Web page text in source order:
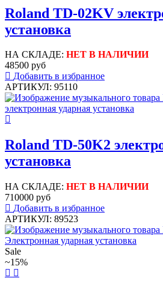
Roland TD-02KV
установка
НА СКЛАДЕ: НЕТ В НАЛИЧИИ
48500 руб
Добавить в избранное
АРТИКУЛ: 95110
Roland TD-50K2
установка
НА СКЛАДЕ: НЕТ В НАЛИЧИИ
710000 руб
Добавить в избранное
АРТИКУЛ: 89523
Sale
~15%